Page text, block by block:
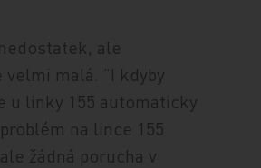
ale
velmi malá. "I kdyby
u linky 155 automaticky
na lince 155
žádná porucha v